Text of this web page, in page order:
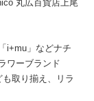
丸広百貨店上尾
i+mu」などナチ
ワーブランド
取り揃え、リラ